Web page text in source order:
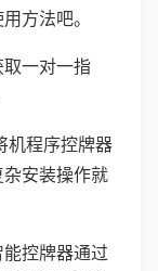
方法吧。
一对一指
机程序控牌器
安装操作就
控牌器通过